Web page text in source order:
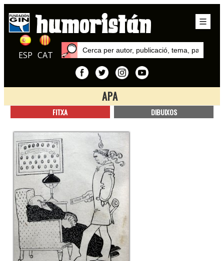
ESP CAT
APA
Apa
FITXA DIBUIXOS